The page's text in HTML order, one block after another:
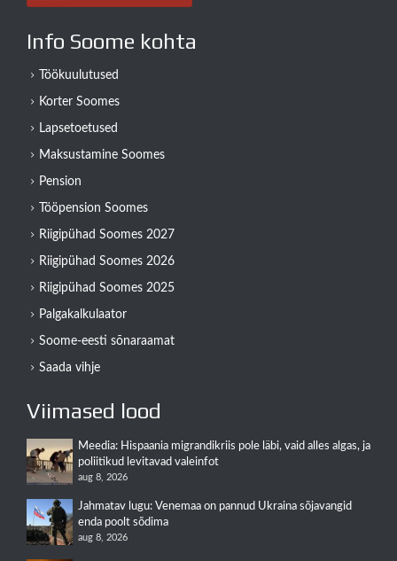
Info Soome kohta
Töökuulutused
Korter Soomes
Lapsetoetused
Maksustamine Soomes
Pension
Tööpension Soomes
Riigipühad Soomes 2027
Riigipühad Soomes 2026
Riigipühad Soomes 2025
Palgakalkulaator
Soome-eesti sõnaraamat
Saada vihje
Viimased lood
Meedia: Hispaania migrandikriis pole läbi, vaid alles algas, ja
poliitikud levitavad valeinfot
aug 8, 2026
Jahmatav lugu: Venemaa on pannud Ukraina sõjavangid
enda poolt sõdima
aug 8, 2026